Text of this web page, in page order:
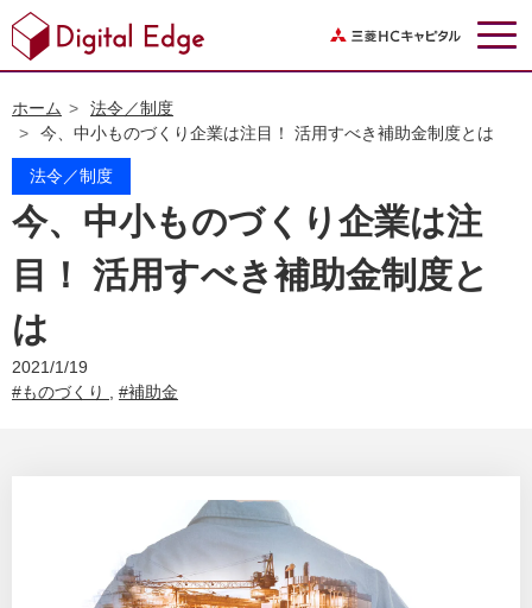
ホーム
法令／制度
今、中小ものづくり企業は注目！ 活用すべき補助金制度とは
今、中小ものづくり企業は注
目！ 活用すべき補助金制度と
は
2021/1/19
#ものづくり
#補助金